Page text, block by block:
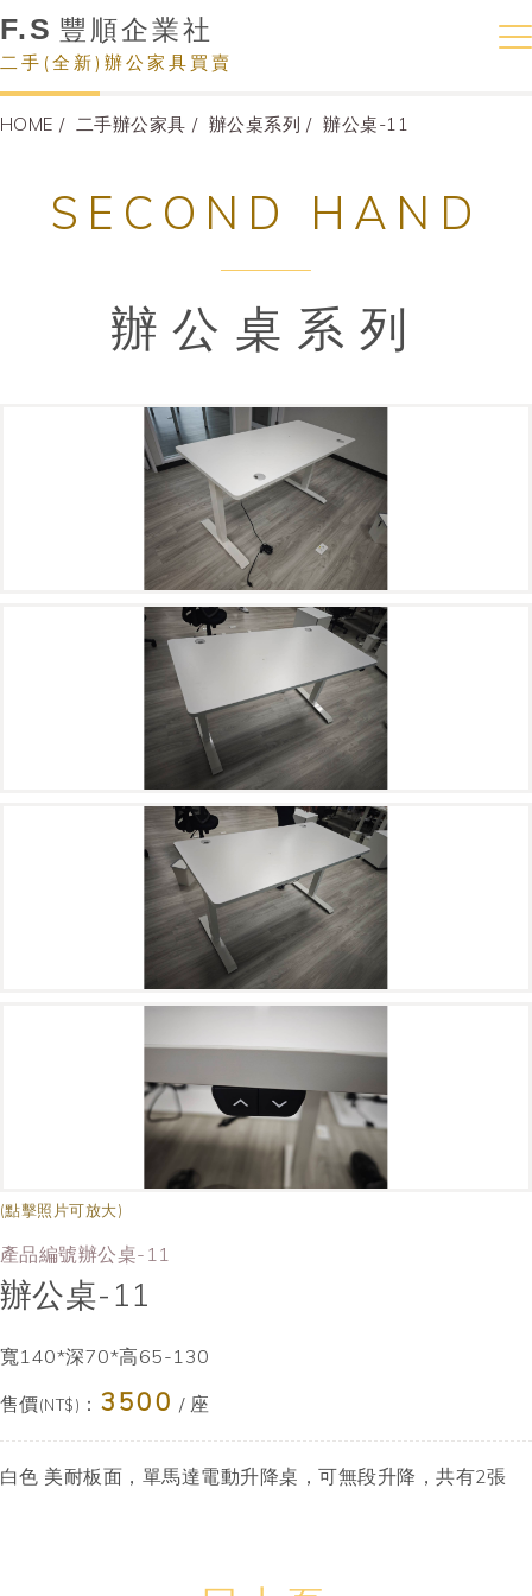
F.S 豐順企業社
二手(全新)辦公家具買賣
HOME 二手辦公家具 辦公桌系列 辦公桌-11
SECOND HAND
辦公桌系列
(點擊照片可放大)
產品編號辦公桌-11
辦公桌-11
寬140*深70*高65-130
售價(NT$) ： 3500 / 座
白色 美耐板面，單馬達電動升降桌，可無段升降，共有2張